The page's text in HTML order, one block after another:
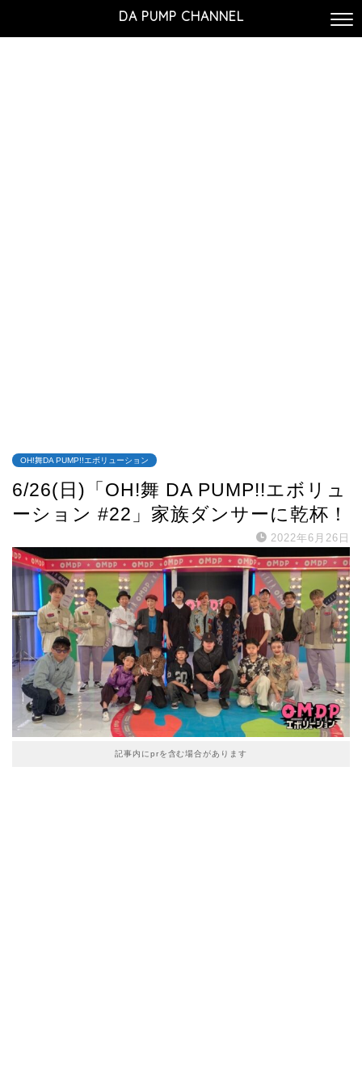
DA PUMP CHANNEL
OH!舞DA PUMP!!エボリューション
6/26(日)「OH!舞 DA PUMP!!エボリュ
ーション #22」家族ダンサーに乾杯！
2022年6月26日
記事内にprを含む場合があります